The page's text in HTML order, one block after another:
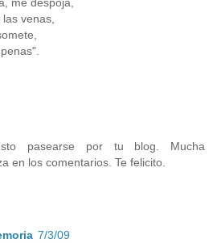
venas,
pasearse por tu blog. Mucha
en los comentarios. Te felicito.
7/3/09